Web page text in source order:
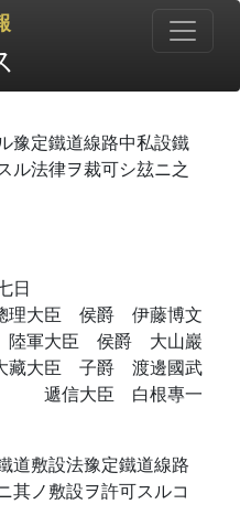
豫定鐵道線路中私設鐵
ル法律ヲ裁可シ玆ニ之
日
理大臣 侯爵 伊藤博文
陸軍大臣 侯爵 大山巖
藏大臣 子爵 渡邊國武
遞信大臣 白根專一
道敷設法豫定鐵道線路
其ノ敷設ヲ許可スルコ